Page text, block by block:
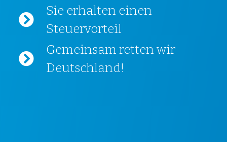
Sie erhalten einen
Steuervorteil
Gemeinsam retten wir
Deutschland!